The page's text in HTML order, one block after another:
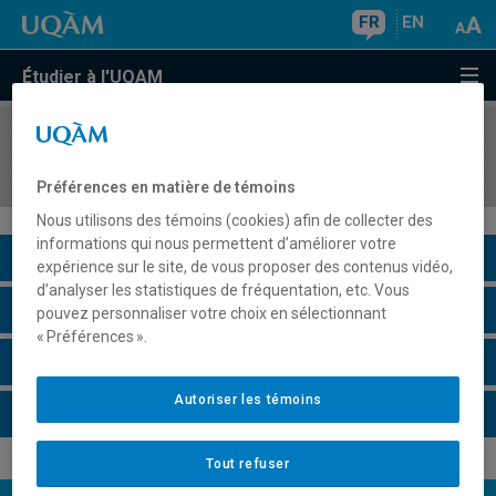
FR EN
Étudier à l'UQAM
COURS//
Description du cours
Horaire - Été 2026
Préférences en matière de témoins
Nous utilisons des témoins (cookies) afin de collecter des
informations qui nous permettent d’améliorer votre
expérience sur le site, de vous proposer des contenus vidéo,
d’analyser les statistiques de fréquentation, etc. Vous
pouvez personnaliser votre choix en sélectionnant
« Préférences ».
Tout refuser
Autoriser les témoins